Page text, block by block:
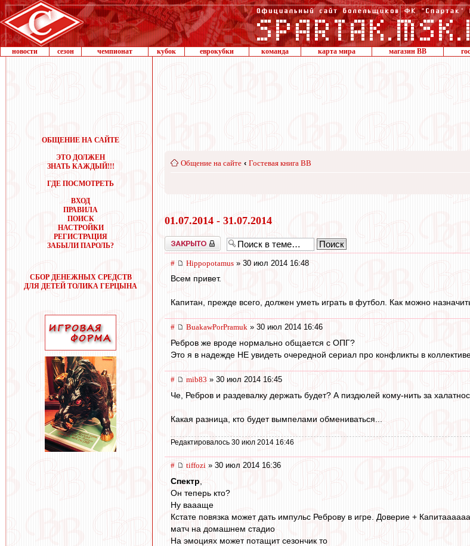
новости сезон чемпионат кубок еврокубки команда карта мира магазин ВВ
ОБЩЕНИЕ НА САЙТЕ
ЭТО ДОЛЖЕН
ЗНАТЬ КАЖДЫЙ!!!
ГДЕ ПОСМОТРЕТЬ
ВХОД
ПРАВИЛА
ПОИСК
НАСТРОЙКИ
РЕГИСТРАЦИЯ
ЗАБЫЛИ ПАРОЛЬ?
СБОР ДЕНЕЖНЫХ СРЕДСТВ
ДЛЯ ДЕТЕЙ ТОЛИКА ГЕРЦЫНА
Общение на сайте ‹ Гостевая книга ВВ
01.07.2014 - 31.07.2014
Закрыто
# Hippopotamus » 30 июл 2014 16:48
Всем привет.
Капитан, прежде всего, должен уметь играть в футбол. Как можно
# BuakawPorPramuk » 30 июл 2014 16:46
Ребров же вроде нормально общается с ОПГ?
Это я в надежде НЕ увидеть очередной сериал про конфликты в
# mib83 » 30 июл 2014 16:45
Че, Ребров и раздевалку держать будет? А пиздюлей кому-нить за
Какая разница, кто будет вымпелами обмениваться...
Редактировалось 30 июл 2014 16:46
# tiffozi » 30 июл 2014 16:36
Спектр
Он теперь кто?
Ну ваааще
Кстате повязка может дать импульс Реброву в игре. Доверие +
матч на домашнем стадио
На эмоциях может потащит сезончик то